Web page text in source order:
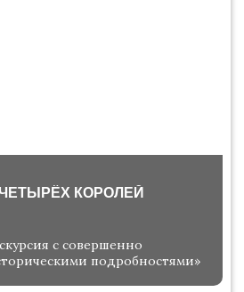
КОРОЛЕЙ
с совершенно
подробностями»